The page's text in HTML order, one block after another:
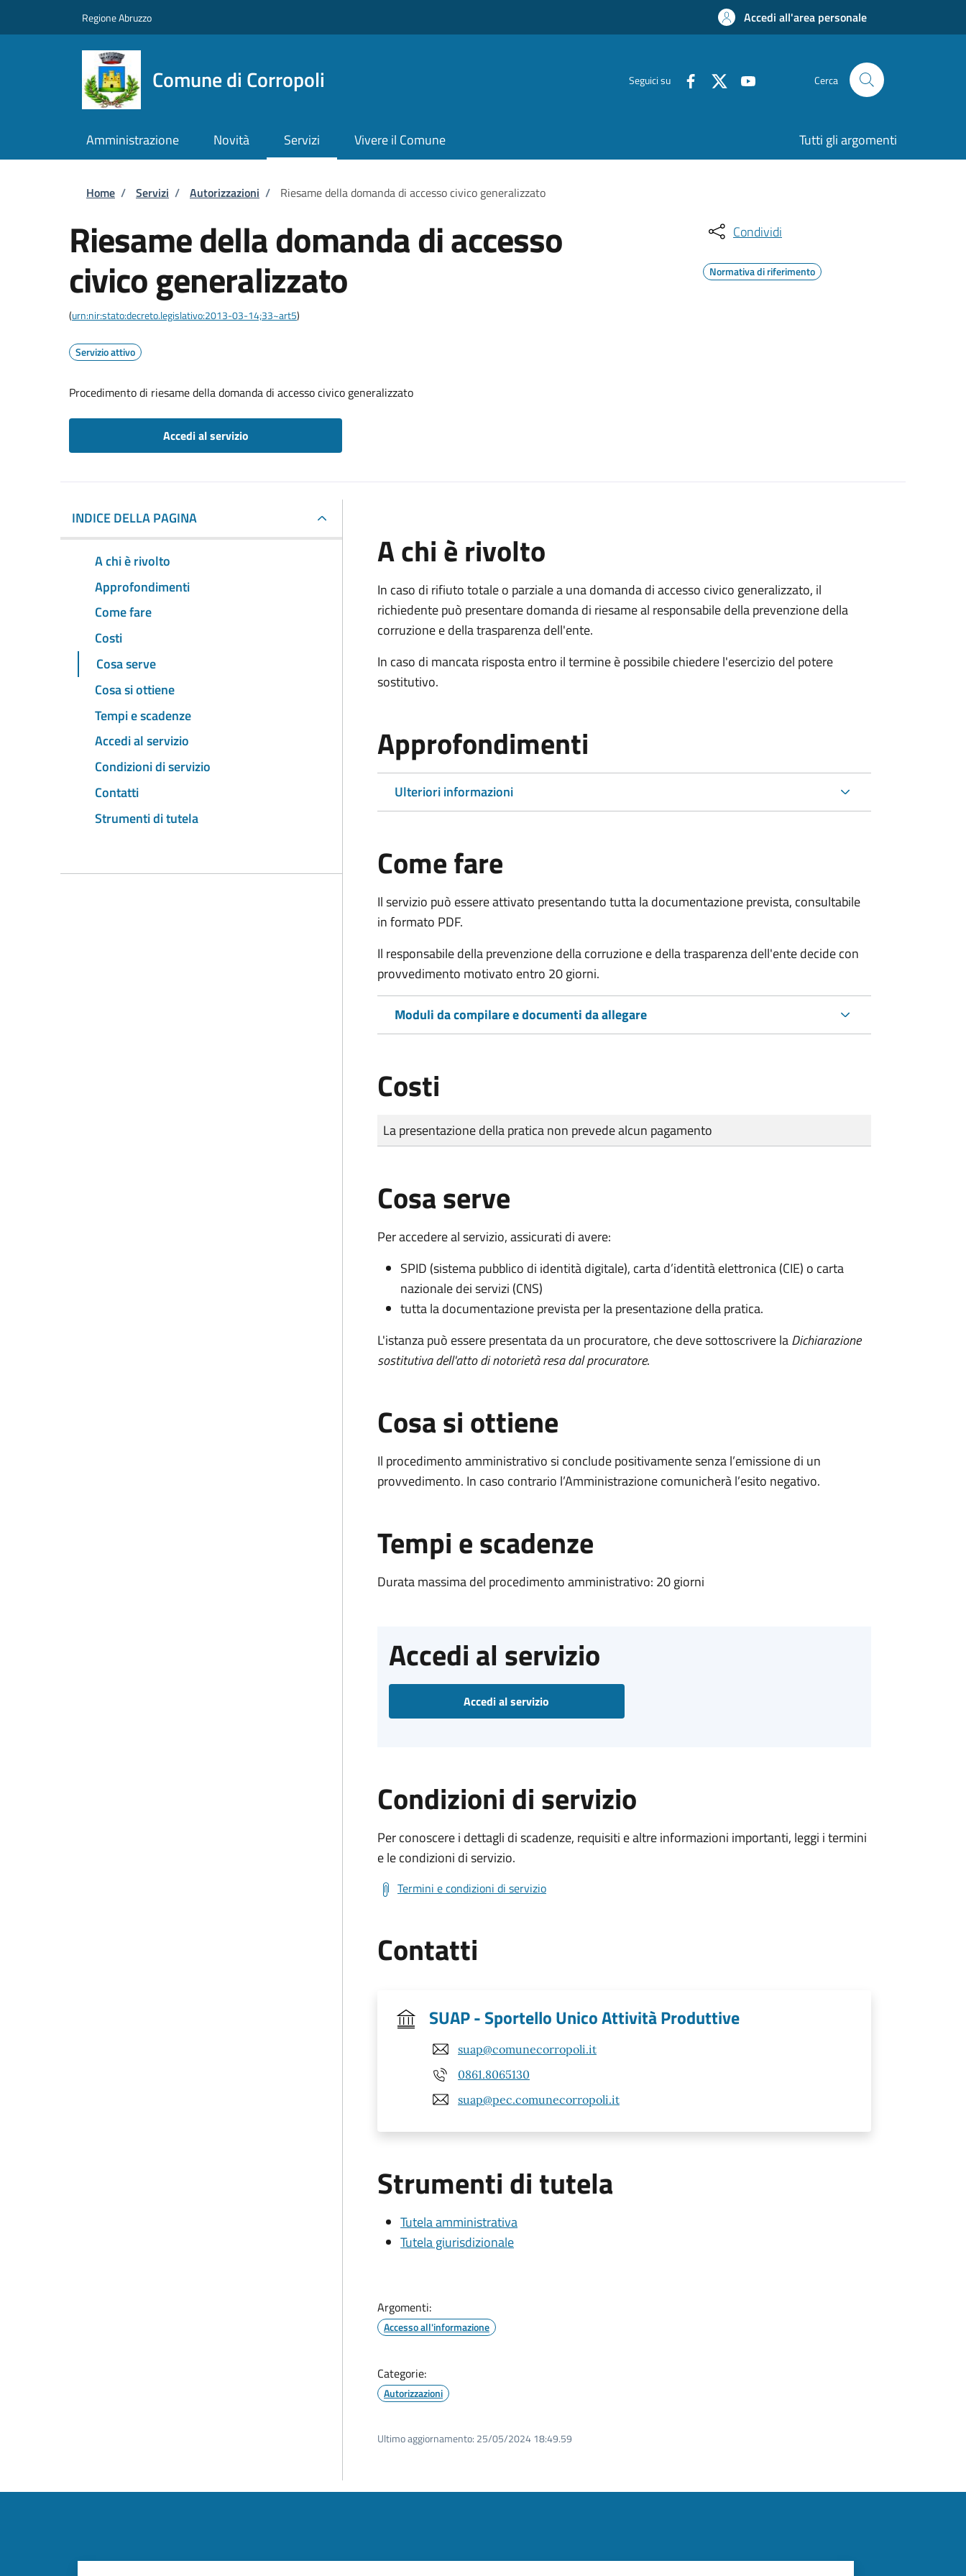
Regione Abruzzo Accedi all'area personale
Comune di Corropoli Seguici su Cerca
Amministrazione Novità Servizi Vivere il Comune Tutti gli argomenti
Briciole di pane
Home / Servizi / Autorizzazioni / Riesame della domanda di accesso civico generalizzato
Riesame della domanda di accesso
civico generalizzato
(urn:nir:stato:decreto.legislativo:2013-03-14;33~art5)
Servizio attivo
Procedimento di riesame della domanda di accesso civico generalizzato
Accedi al servizio
Condividi
Normativa di riferimento
INDICE DELLA PAGINA
A chi è rivolto
Approfondimenti
Come fare
Costi
Cosa serve
Cosa si ottiene
Tempi e scadenze
Accedi al servizio
Condizioni di servizio
Contatti
Strumenti di tutela
A chi è rivolto
In caso di rifiuto totale o parziale a una domanda di accesso civico generalizzato, il
richiedente può presentare domanda di riesame al responsabile della prevenzione della
corruzione e della trasparenza dell'ente.
In caso di mancata risposta entro il termine è possibile chiedere l'esercizio del potere
sostitutivo.
Approfondimenti
Ulteriori informazioni
Come fare
Il servizio può essere attivato presentando tutta la documentazione prevista, consultabile
in formato PDF.
Il responsabile della prevenzione della corruzione e della trasparenza dell'ente decide con
provvedimento motivato entro 20 giorni.
Moduli da compilare e documenti da allegare
Costi
Tipo di pagamento
Importo
La presentazione della pratica non prevede alcun pagamento
Cosa serve
Per accedere al servizio, assicurati di avere:
SPID (sistema pubblico di identità digitale), carta d’identità elettronica (CIE) o carta
nazionale dei servizi (CNS)
tutta la documentazione prevista per la presentazione della pratica.
L'istanza può essere presentata da un procuratore, che deve sottoscrivere laDichiarazione
sostitutiva dell'atto di notorietà resa dal procuratore.
Cosa si ottiene
Il procedimento amministrativo si conclude positivamente senza l’emissione di un
provvedimento. In caso contrario l’Amministrazione comunicherà l’esito negativo.
Tempi e scadenze
Durata massima del procedimento amministrativo: 20 giorni
Accedi al servizio
Accedi al servizio
Condizioni di servizio
Per conoscere i dettagli di scadenze, requisiti e altre informazioni importanti, leggi i termini
e le condizioni di servizio.
Termini e condizioni di servizio
Contatti
SUAP - Sportello Unico Attività Produttive
suap@comunecorropoli.it
0861.8065130
suap@pec.comunecorropoli.it
Strumenti di tutela
Tutela amministrativa
Tutela giurisdizionale
Argomenti:
Accesso all'informazione
Categorie:
Autorizzazioni
Ultimo aggiornamento: 25/05/2024 18:49.59